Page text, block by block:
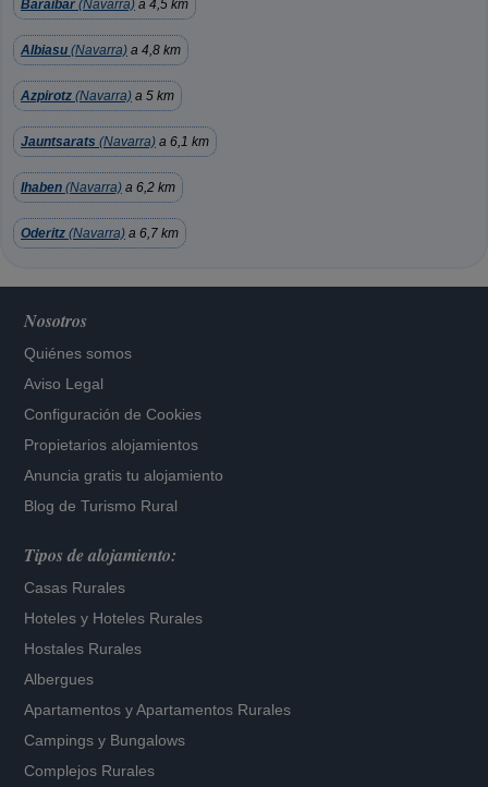
Baráibar (Navarra) a 4,5 km
Albiasu (Navarra) a 4,8 km
Azpirotz (Navarra) a 5 km
Jauntsarats (Navarra) a 6,1 km
Ihaben (Navarra) a 6,2 km
Oderitz (Navarra) a 6,7 km
Nosotros
Quiénes somos
Aviso Legal
Configuración de Cookies
Propietarios alojamientos
Anuncia gratis tu alojamiento
Blog de Turismo Rural
Tipos de alojamiento:
Casas Rurales
Hoteles y Hoteles Rurales
Hostales Rurales
Albergues
Apartamentos yApartamentos Rurales
Campings y Bungalows
Complejos Rurales